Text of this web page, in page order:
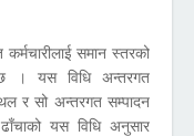
समान स्तरको
। यस विधि अन्तरगत
र सो अन्तरगत सम्पादन
ढाँचाको यस विधि अनुसार